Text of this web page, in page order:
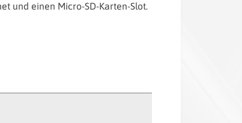
und einen Micro-SD-Karten-Slot.